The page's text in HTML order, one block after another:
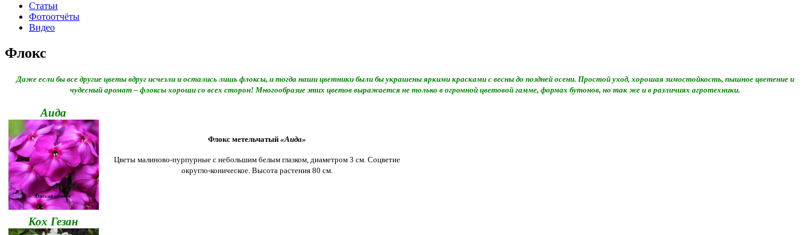
Статьи
Фотоотчёты
Видео
Флокс
Даже если бы все другие цветы вдруг исчезли и остались лишь флоксы, и тогда наши цветники были бы украшены яркими красками с весны до поздней осени. Простой уход, хорошая зимостойкость, пышное цветение и
чудесный аромат – флоксы хороши со всех сторон! Многообразие этих цветов выражается не только в огромной цветовой гамме, формах бутонов, но так же и в различиях агротехники.
Аида
Флокс метельчатый «Аида»
Цветы малиново-пурпурные с небольшим белым глазком, диаметром 3 см. Соцветие
округло-коническое. Высота растения 80 см.
Кох Гезан